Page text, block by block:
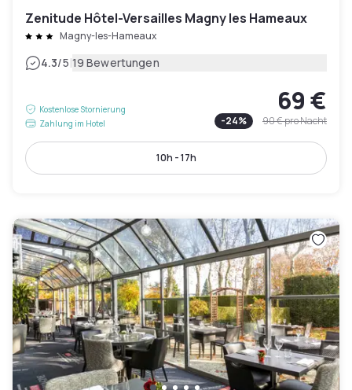
Zenitude Hôtel-Versailles Magny les Hameaux
Magny-les-Hameaux
4.3/5|19 Bewertungen
Kostenlose Stornierung
Zahlung im Hotel
69 €
-24% 90 €pro Nacht
10h - 17h